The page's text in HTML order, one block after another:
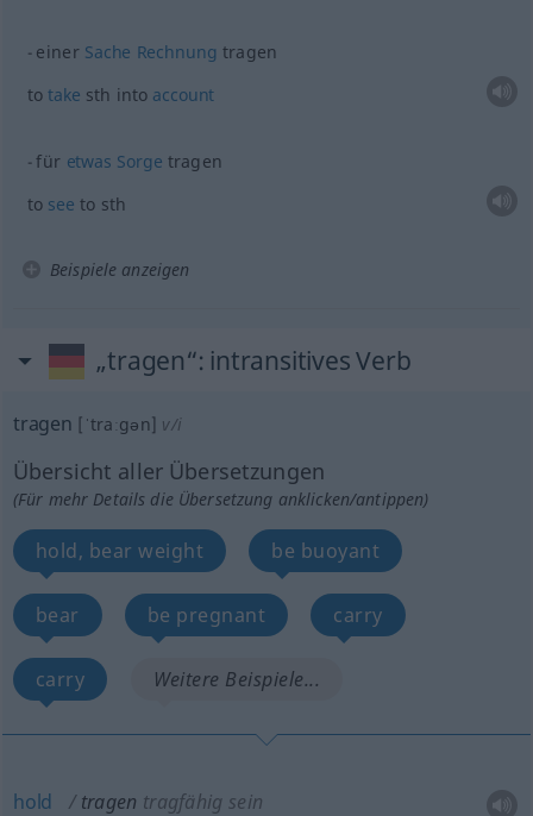
einer Sache Rechnung tragen
totake sth into account
für etwas Sorge tragen
to see to sth
Beispiele anzeigen
„tragen“: intransitives Verb
tragen [ˈtraːgən] v/i
Übersicht aller Übersetzungen
(Für mehr Details die Übersetzung anklicken/antippen)
hold, bear weight be buoyant
bear be pregnant carry
carry Weitere Beispiele...
hold tragen tragfähig sein